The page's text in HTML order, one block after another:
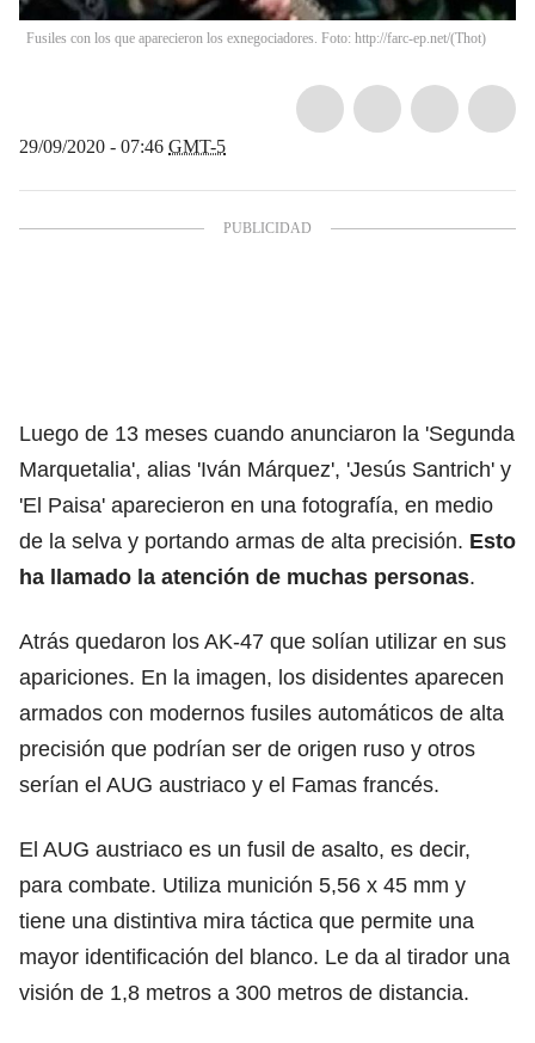
Fusiles con los que aparecieron los exnegociadores. Foto: http://farc-ep.net/(Thot)
29/09/2020 - 07:46 GMT-5
Luego de 13 meses cuando anunciaron la 'Segunda
Marquetalia', alias 'Iván Márquez', 'Jesús Santrich' y
'El Paisa' aparecieron en una fotografía, en medio
de la selva y portando armas de alta precisión. Esto
ha llamado la atención de muchas personas.
Atrás quedaron los AK-47 que solían utilizar en sus
apariciones. En la imagen, los disidentes aparecen
armados con modernos fusiles automáticos de alta
precisión que podrían ser de origen ruso y otros
serían el AUG austriaco y el Famas francés.
El AUG austriaco es un fusil de asalto, es decir,
para combate. Utiliza munición 5,56 x 45 mm y
tiene una distintiva mira táctica que permite una
mayor identificación del blanco. Le da al tirador una
visión de 1,8 metros a 300 metros de distancia.